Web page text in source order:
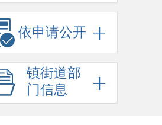
财政与税收
惠民利企
乡村振兴
政府工作报告
依申请公开
镇街道部
门信息